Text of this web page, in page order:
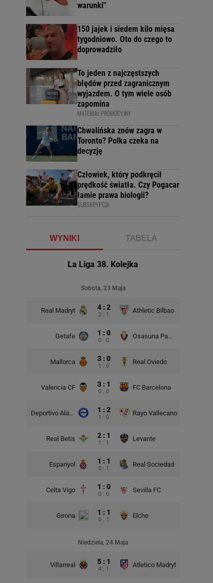
warunki"
150 jajek i siedem kilo mięsa
tygodniowo. Oto do czego to
doprowadziło
To jeden z najczęstszych
błędów przed zagranicznym
wyjazdem. O tym wiele osób
zapomina
MATERIAŁ PROMOCYJNY
Chwalińska znów zagra w
Toronto? Polka czeka na
decyzję
Człowiek, który podkręcił
prędkość światła. Czy Pogacar
łamie prawa biologii?
SUBSKRYPCJA
WYNIKI TABELA
La Liga 38. Kolejka
Sobota, 23 Maja
Real Madryt 4 : 2
2 : 1
Athletic Bilbao
Getafe 1 : 0
0 : 0
Osasuna Pampeluna
Mallorca 3 : 0
1 : 0
Real Oviedo
Valencia CF 3 : 1
0 : 0
FC Barcelona
Deportivo Alaves 1 : 2
1 : 0
Rayo Vallecano
Real Betis 2 : 1
1 : 1
Levante
Espanyol 1 : 1
0 : 1
Real Sociedad
Celta Vigo 1 : 0
0 : 0
Sevilla FC
Girona 1 : 1
0 : 1
Elche
Niedziela, 24 Maja
Villarreal 5 : 1
4 : 1
Atletico Madryt